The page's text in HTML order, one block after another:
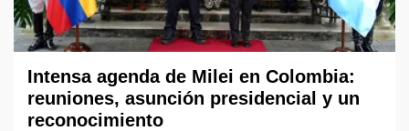
Intensa agenda de Milei en Colombia:
reuniones, asunción presidencial y un
reconocimiento